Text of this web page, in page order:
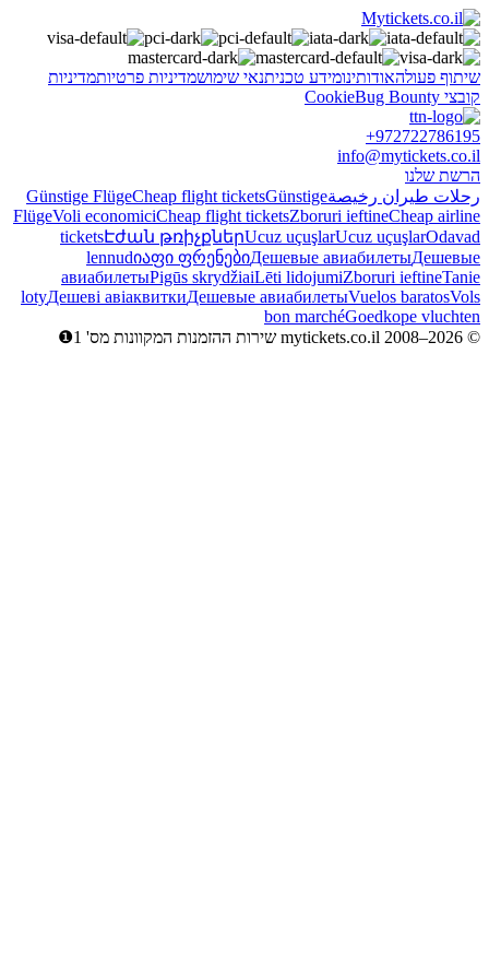
שיתוף פעולהאודותינומידע טכניתנאי שימושמדיניות פרטיותמדיניות
קובצי Cookie Bug Bounty
+972722786195
info@mytickets.co.il
הרשת שלנו
رحلات طيران رخيصة
Günstige FlügeCheap flight ticketsGünstige
FlügeVoli economiciCheap flight ticketsZboruri ieftineCheap airline
ticketsԷժան թռիչքներUcuz uçuşlarUcuz uçuşlarOdavad
lennudიაფი ფრენებიДешевые авиабилетыДешевые
авиабилетыPigūs skrydžiaiLēti lidojumiZboruri ieftineTanie
lotyДешеві авіаквиткиДешевые авиабилетыVuelos baratosVols
bon marchéGoedkope vluchten
© mytickets.co.il 2008–2026 שירות ההזמנות המקוונות מס' 1❶